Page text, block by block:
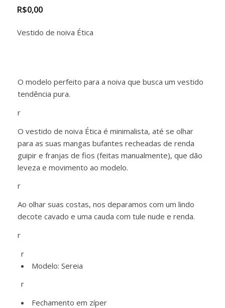
R$0,00
Vestido de noiva Ética
O modelo perfeito para a noiva que busca um vestido
tendência pura.
r
O vestido de noiva Ética é minimalista, até se olhar
para as suas mangas bufantes recheadas de renda
guipir e franjas de fios (feitas manualmente), que dão
leveza e movimento ao modelo.
r
Ao olhar suas costas, nos deparamos com um lindo
decote cavado e uma cauda com tule nude e renda.
r
r
Modelo: Sereia
r
Fechamento em zíper